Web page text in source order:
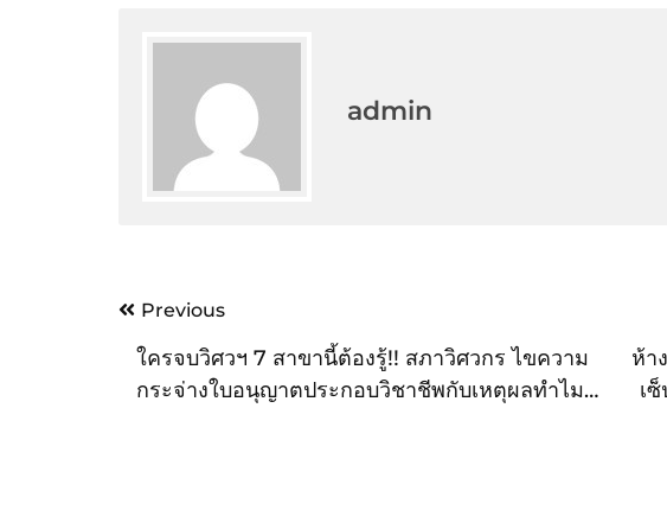
admin
PostPrevious
ใครจบวิศวฯ 7 สาขานี้ต้องรู้!! สภาวิศวกร ไขความ
กระจ่างใบอนุญาตประกอบวิชาชีพกับเหตุผลทำไม
ห้า
เ